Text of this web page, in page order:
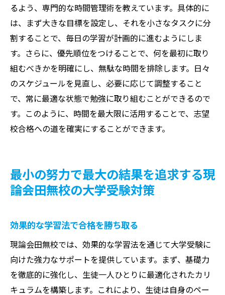
るよう、専門的な時間管理術を教えています。具体的に
は、まず大きな目標を設定し、それを小さなタスクに分
割することで、毎日の学習が計画的に進むようにしま
す。さらに、優先順位をつけることで、何を最初に取り
組むべきかを明確にし、無駄な時間を排除します。日々
のスケジュールを見直し、必要に応じて調整すること
で、常に最適な状態で勉強に取り組むことができるので
す。このように、時間を最大限に活用することで、志望
校合格への道を確実にすることができます。
最小の努力で最大の結果を追求する現
論会田無校の大学受験対策
効果的な学習法で合格を勝ち取る
現論会田無校では、効果的な学習法を通じて大学受験に
向けた強力なサポートを提供しています。まず、基礎力
を徹底的に強化し、生徒一人ひとりに最適化されたカリ
キュラムを構築します。これにより、生徒は自身のペー